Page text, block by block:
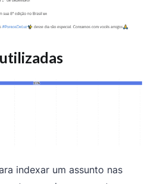
indexar um assunto nas